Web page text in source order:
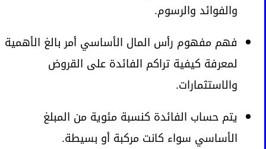
والفوائد والرسوم.
فهم مفهوم رأس المال الأساسي أمر بالغ الأهمية
لمعرفة كيفية تراكم الفائدة على القروض
والاستثمارات.
يتم حساب الفائدة كنسبة مئوية من المبلغ
الأساسي سواء كانت مركبة أو بسيطة.